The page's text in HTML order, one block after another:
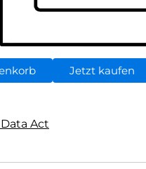
Jetzt kaufen
Act